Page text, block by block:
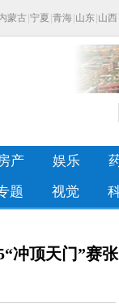
冲顶天门”赛张